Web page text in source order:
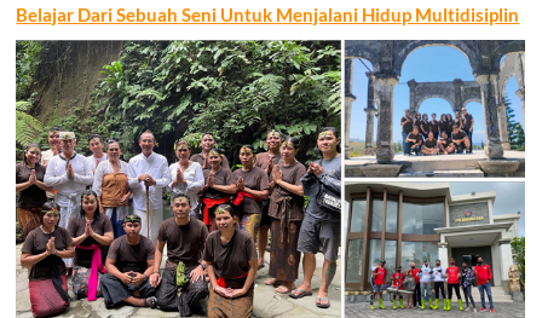
Belajar Dari Sebuah Seni Untuk Menjalani Hidup Multidisiplin